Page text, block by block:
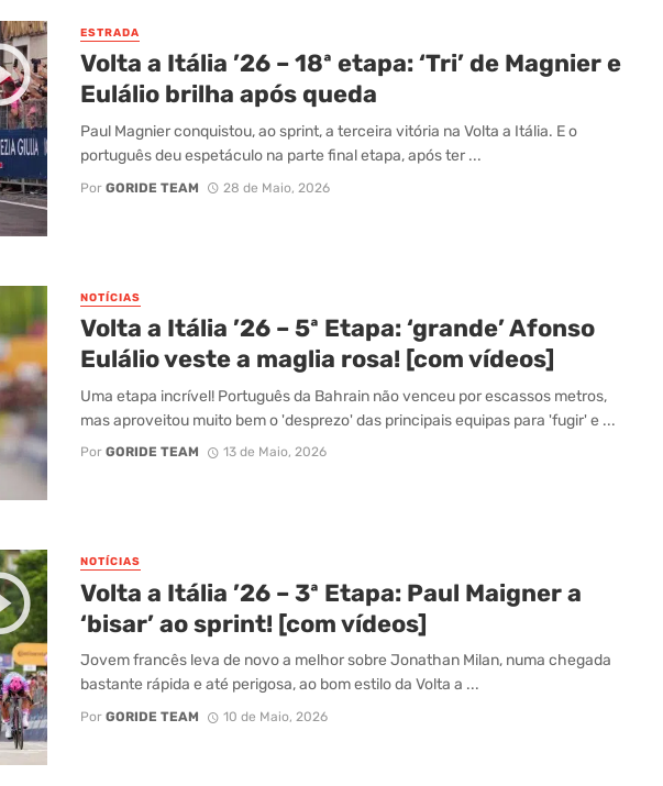
ESTRADA
Volta a Itália ’26 – 18ª etapa: ‘Tri’ de Magnier e
Eulálio brilha após queda
Paul Magnier conquistou, ao sprint, a terceira vitória na Volta a Itália. E o
português deu espetáculo na parte final etapa, após ter ...
Por GORIDE TEAM 28 de Maio, 2026
NOTÍCIAS
Volta a Itália ’26 – 5ª Etapa: ‘grande’ Afonso
Eulálio veste a maglia rosa! [com vídeos]
Uma etapa incrível! Português da Bahrain não venceu por escassos metros,
mas aproveitou muito bem o 'desprezo' das principais equipas para 'fugir' e ...
Por GORIDE TEAM 13 de Maio, 2026
NOTÍCIAS
Volta a Itália ’26 – 3ª Etapa: Paul Maigner a
‘bisar’ ao sprint! [com vídeos]
Jovem francês leva de novo a melhor sobre Jonathan Milan, numa chegada
bastante rápida e até perigosa, ao bom estilo da Volta a ...
Por GORIDE TEAM 10 de Maio, 2026